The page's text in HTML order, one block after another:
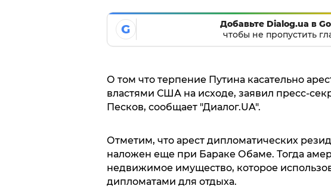
G
Добавьте Dialog.ua в
чтобы не пропустить
О том что терпение Путина касательно
властями США на исходе, заявил пресс-
Песков, сообщает "Диалог.UA".
Отметим, что арест дипломатических
наложен еще при Бараке Обаме. Тогда
недвижимое имущество, которое
дипломатами для отдыха.